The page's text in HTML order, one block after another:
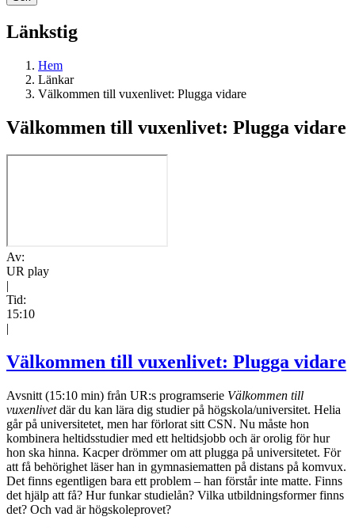
Länkstig
Hem
Länkar
Välkommen till vuxenlivet: Plugga vidare
Välkommen till vuxenlivet: Plugga vidare
Av:
UR play
|
Tid:
15:10
|
Välkommen till vuxenlivet: Plugga vidare
Avsnitt (15:10 min) från UR:s programserie Välkommen till
vuxenlivetdär du kan lära dig studier på högskola/universitet. Helia
går på universitetet, men har förlorat sitt CSN. Nu måste hon
kombinera heltidsstudier med ett heltidsjobb och är orolig för hur
hon ska hinna. Kacper drömmer om att plugga på universitetet. För
att få behörighet läser han in gymnasiematten på distans på komvux.
Det finns egentligen bara ett problem – han förstår inte matte. Finns
det hjälp att få? Hur funkar studielån? Vilka utbildningsformer finns
det? Och vad är högskoleprovet?